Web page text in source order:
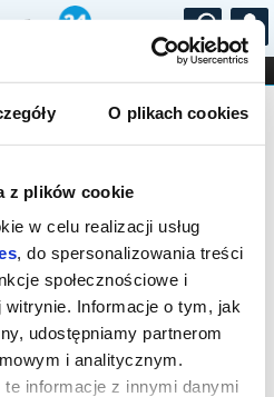
O plikach cookies
z plików cookie
w celu realizacji usług
, do spersonalizowania treści
społecznościowe i
Informacje o tym, jak
udostępniamy partnerom
i analitycznym.
te informacje z innymi danymi
...
STAND-UP
line na wydarzenie